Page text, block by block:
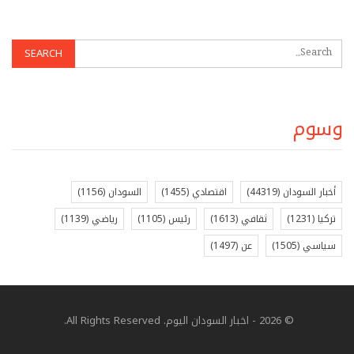
وسوم
أخبار السودان (44319) اقتصادي (1455) السودان (1156)
تركيا (1231) ثقافي (1613) رئيس (1105) رياضي (1139)
سياسي (1505) عن (1497)
© 2026 - اخبار السودان اليوم. All Rights Reserved.